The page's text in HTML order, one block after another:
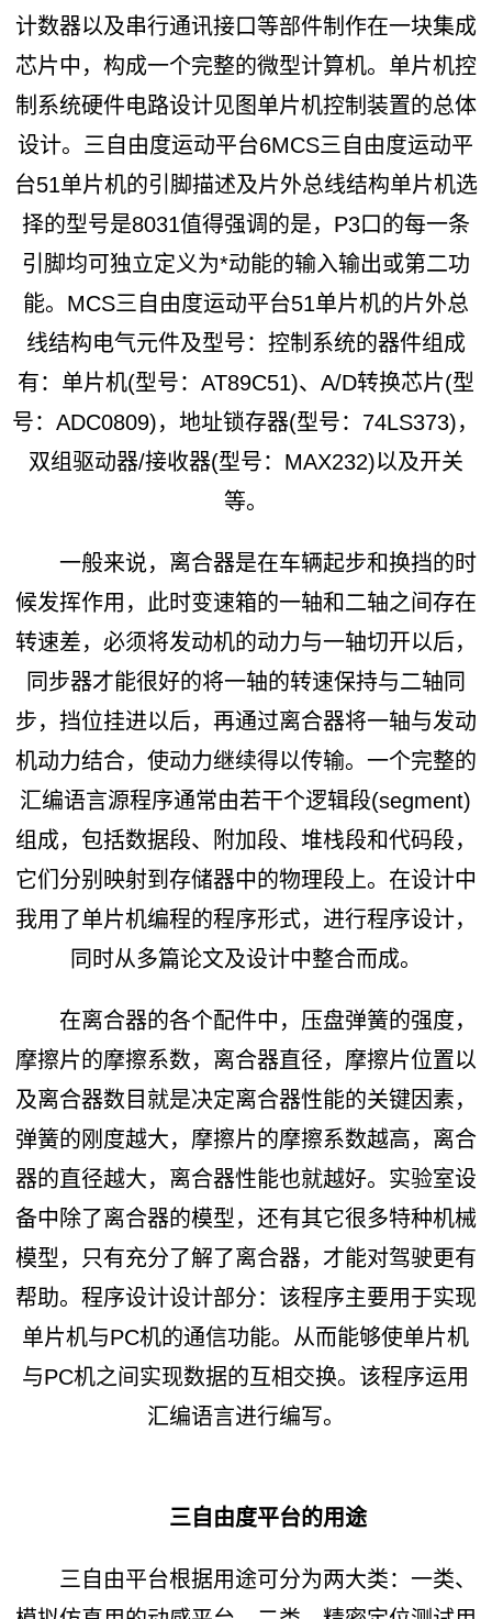
计数器以及串行通讯接口等部件制作在一块集成
芯片中，构成一个完整的微型计算机。单片机控
制系统硬件电路设计见图单片机控制装置的总体
设计。三自由度运动平台6MCS三自由度运动平
台51单片机的引脚描述及片外总线结构单片机选
择的型号是8031值得强调的是，P3口的每一条
引脚均可独立定义为*动能的输入输出或第二功
能。MCS三自由度运动平台51单片机的片外总
线结构电气元件及型号：控制系统的器件组成
有：单片机(型号：AT89C51)、A/D转换芯片(型
号：ADC0809)，地址锁存器(型号：74LS373)，
双组驱动器/接收器(型号：MAX232)以及开关
等。
一般来说，离合器是在车辆起步和换挡的时
候发挥作用，此时变速箱的一轴和二轴之间存在
转速差，必须将发动机的动力与一轴切开以后，
同步器才能很好的将一轴的转速保持与二轴同
步，挡位挂进以后，再通过离合器将一轴与发动
机动力结合，使动力继续得以传输。一个完整的
汇编语言源程序通常由若干个逻辑段(segment)
组成，包括数据段、附加段、堆栈段和代码段，
它们分别映射到存储器中的物理段上。在设计中
我用了单片机编程的程序形式，进行程序设计，
同时从多篇论文及设计中整合而成。
在离合器的各个配件中，压盘弹簧的强度，
摩擦片的摩擦系数，离合器直径，摩擦片位置以
及离合器数目就是决定离合器性能的关键因素，
弹簧的刚度越大，摩擦片的摩擦系数越高，离合
器的直径越大，离合器性能也就越好。实验室设
备中除了离合器的模型，还有其它很多特种机械
模型，只有充分了解了离合器，才能对驾驶更有
帮助。程序设计设计部分：该程序主要用于实现
单片机与PC机的通信功能。从而能够使单片机
与PC机之间实现数据的互相交换。该程序运用
汇编语言进行编写。
三自由度平台的用途
三自由平台根据用途可分为两大类：一类、